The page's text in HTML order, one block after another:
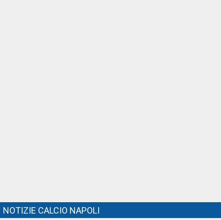
NOTIZIE CALCIO NAPOLI